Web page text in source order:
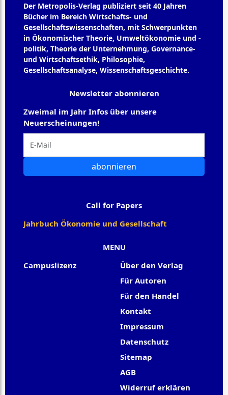
Der Metropolis-Verlag publiziert seit 40 Jahren
Bücher im Bereich Wirtschafts- und
Gesellschaftswissenschaften, mit Schwerpunkten
in Ökonomischer Theorie, Umweltökonomie und -
politik, Theorie der Unternehmung, Governance-
und Wirtschaftsethik, Philosophie,
Gesellschaftsanalyse, Wissenschaftsgeschichte.
MENU
Campuslizenz
Über den Verlag
Für Autoren
Für den Handel
Kontakt
Impressum
Datenschutz
Sitemap
AGB
Widerruf erklären
Newsletter abonnieren
Zweimal im Jahr Infos über unsere
Neuerscheinungen!
abonnieren
Call for Papers
Jahrbuch Ökonomie und Gesellschaft